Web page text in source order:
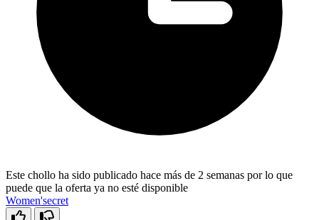
Este chollo ha sido publicado hace más de 2 semanas por lo que
puede que la oferta ya no esté disponible
Women'secret